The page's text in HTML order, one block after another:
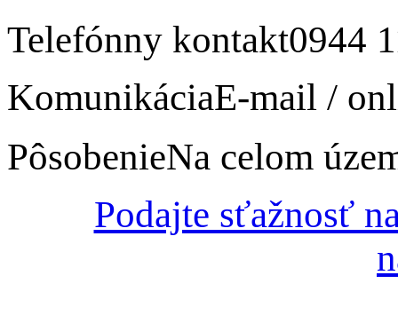
Telefónny kontakt0944
KomunikáciaE-mail /
PôsobenieNa celom
Podajte sťažnosť